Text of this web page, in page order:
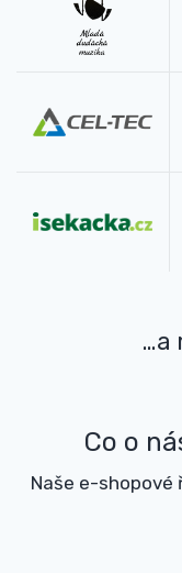
…a
Co o
Naše e-shopové